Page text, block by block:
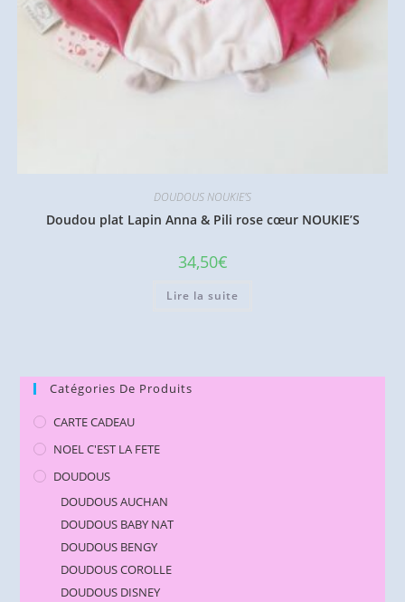
DOUDOUS NOUKIE'S
Doudou plat Lapin Anna & Pili rose cœur NOUKIE’S
34,50€
Lire la suite
Catégories De Produits
CARTE CADEAU
NOEL C'EST LA FETE
DOUDOUS
DOUDOUS AUCHAN
DOUDOUS BABY NAT
DOUDOUS BENGY
DOUDOUS COROLLE
DOUDOUS DISNEY